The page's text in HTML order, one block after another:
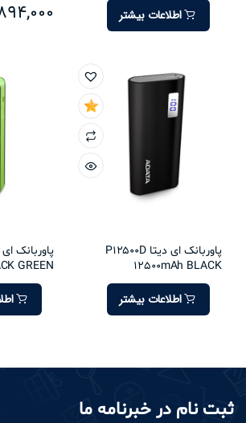
اطلاعات بیشتر
پاوربانک ای دیتا P12500D
12500mAh BLACK
اطلاعات بیشتر
GREEN
ثبت نام در خبرنامه ما